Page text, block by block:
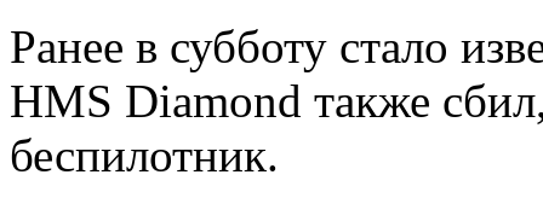
Ранее в субботу стало
HMS Diamond также
беспилотник.